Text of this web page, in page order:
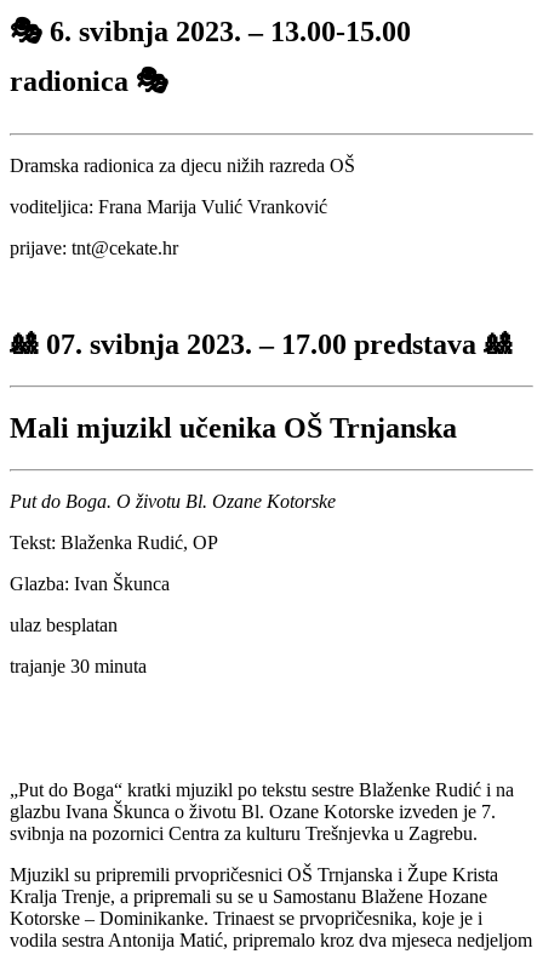
🎭 6. svibnja 2023. – 13.00-15.00
radionica 🎭
Dramska radionica za djecu nižih razreda OŠ
voditeljica: Frana Marija Vulić Vranković
prijave: tnt@cekate.hr
🎎 07. svibnja 2023. – 17.00 predstava 🎎
Mali mjuzikl učenika OŠ Trnjanska
Put do Boga. O životu Bl. Ozane Kotorske
Tekst: Blaženka Rudić, OP
Glazba: Ivan Škunca
ulaz besplatan
trajanje 30 minuta
„Put do Boga“ kratki mjuzikl po tekstu sestre Blaženke Rudić i na
glazbu Ivana Škunca o životu Bl. Ozane Kotorske izveden je 7.
svibnja na pozornici Centra za kulturu Trešnjevka u Zagrebu.
Mjuzikl su pripremili prvopričesnici OŠ Trnjanska i Župe Krista
Kralja Trenje, a pripremali su se u Samostanu Blažene Hozane
Kotorske – Dominikanke. Trinaest se prvopričesnika, koje je i
vodila sestra Antonija Matić, pripremalo kroz dva mjeseca nedjeljom